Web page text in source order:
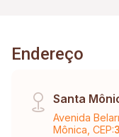
Endereço
Santa
Avenida
Mônica, CEP: